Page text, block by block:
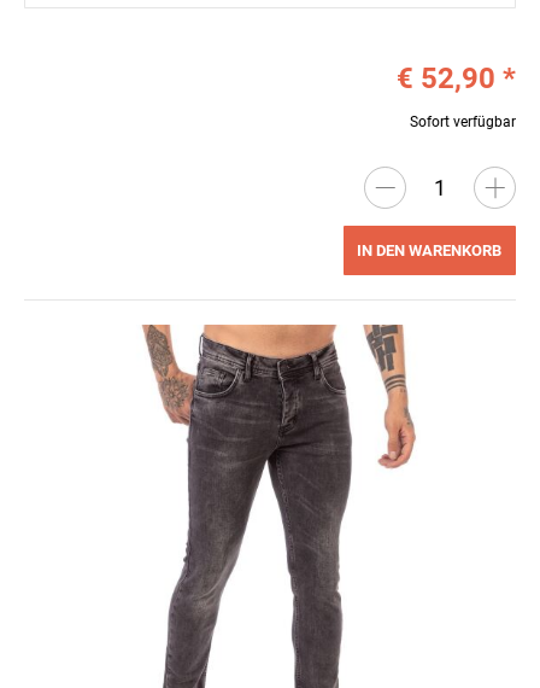
€ 52,90 *
Sofort verfügbar
IN DEN WARENKORB